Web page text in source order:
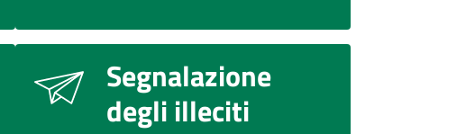
Segnalazione
degli illeciti